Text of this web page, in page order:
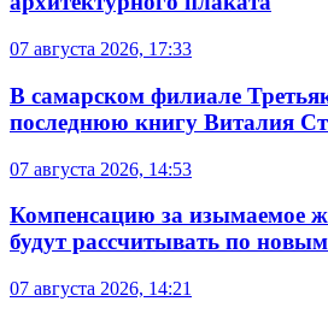
07 августа 2026, 17:33
В самарском филиале
последнюю книгу Виталия
07 августа 2026, 14:53
Компенсацию за изымаемое
будут рассчитывать по
07 августа 2026, 14:21